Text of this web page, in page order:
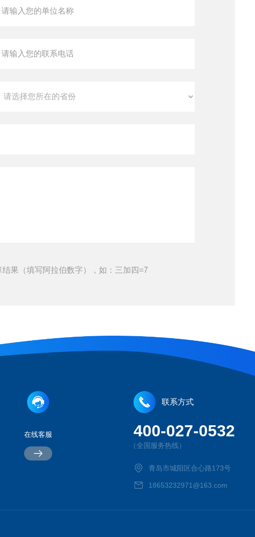
结果（填写阿拉伯数字），如：三加四=7
在线客服
联系方式
400-027-0532
（全国服务热线）
青岛市城阳区合心路173号
18653232971@163.com